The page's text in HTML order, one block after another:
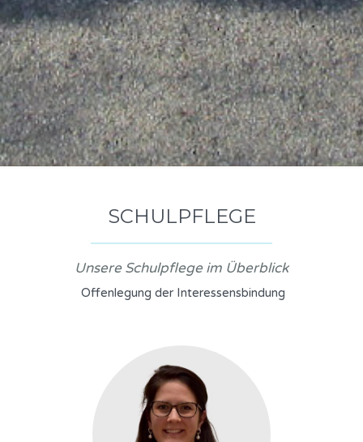
SCHULPFLEGE
Unsere Schulpflege im Überblick
Offenlegung der Interessensbindung